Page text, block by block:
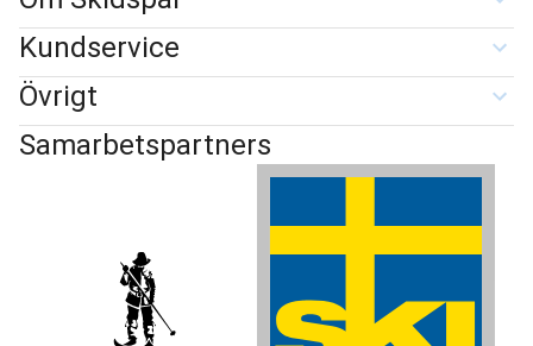
Kundservice
Övrigt
Samarbetspartners